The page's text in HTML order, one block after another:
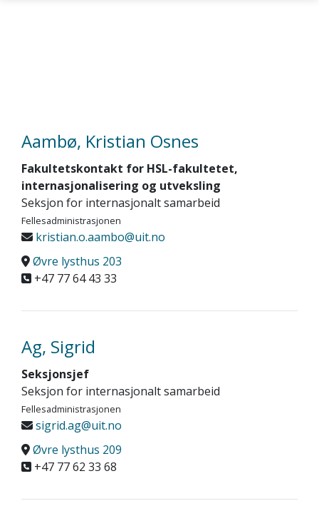
Aambø, Kristian Osnes
Fakultetskontakt for HSL-fakultetet,
internasjonalisering og utveksling
Seksjon for internasjonalt samarbeid
Fellesadministrasjonen
kristian.o.aambo@uit.no
Øvre lysthus 203
+47 77 64 43 33
Ag, Sigrid
Seksjonsjef
Seksjon for internasjonalt samarbeid
Fellesadministrasjonen
sigrid.ag@uit.no
Øvre lysthus 209
+47 77 62 33 68